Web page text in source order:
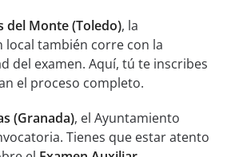
del Monte (Toledo), la
también corre con la
del examen. Aquí, tú te inscribes
el proceso completo.
(Granada), el Ayuntamiento
Tienes que estar atento